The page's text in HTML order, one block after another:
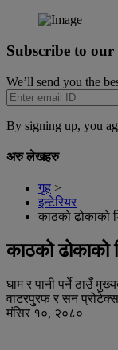
Subscribe to
We’ll send you the
By signing up, you
अरु लेखहरु
गृह >
इन्टेरियर
काठको ढोकाको
काठको ढोकाको
घाम र पानी पर्ने ठाउँ
वाटरपु्रफ र सन
मंसिर १०, २०८०